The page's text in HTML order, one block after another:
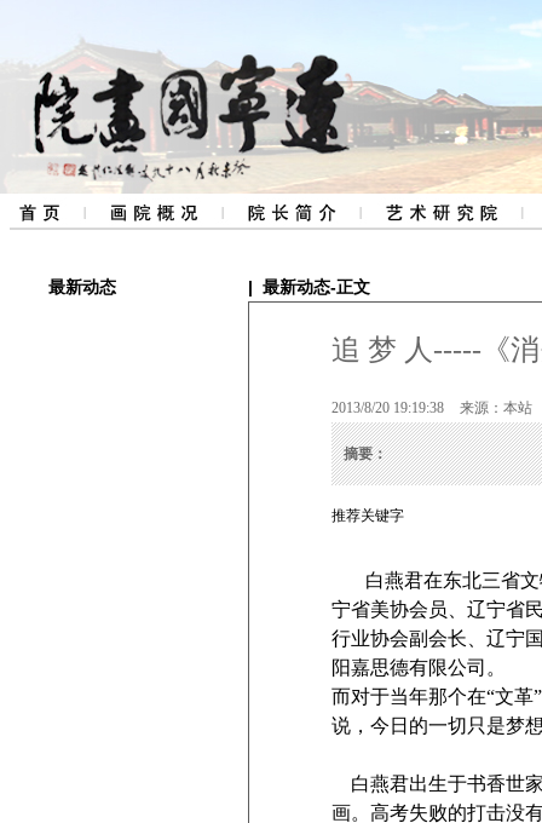
最新动态 | 最新动态-正文
追 梦 人-----《
2013/8/20 19:19:38 来源： 本站
摘要：
推荐关键字
白燕君在东北三省
宁省美协会员、辽宁省
行业协会副会长、辽宁
阳嘉思德有限公司。
而对于当年那个在“文
说，今日的一切只是梦
白燕君出生于书香世
画。高考失败的打击没